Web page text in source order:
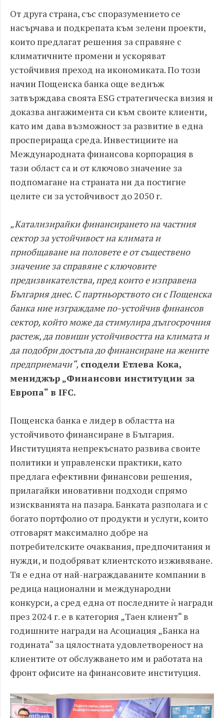
От друга страна, със споразумението се
насърчава и подкрепата към зелени проекти,
които предлагат решения за справяне с
климатичните промени и ускоряват
устойчивия преход на икономиката. По този
начин Пощенска банка още веднъж
затвърждава своята ESG стратегическа визия и
доказва ангажимента си към своите клиенти,
като им дава възможност за развитие в една
просперираща среда. Инвестициите на
Международната финансова корпорация в
тази област са и от ключово значение за
подпомагане на страната ни да постигне
целите си за устойчивост до 2050 г.
„Катализирайки финансирането на частния
сектор за устойчивост на климата и
приобщаване на половете е от съществено
значение за справяне с ключовите
предизвикателства, пред които е изправена
България днес. С партньорството си с Пощенска
банка ние изграждаме по-устойчив финансов
сектор, който може да стимулира дългосрочния
растеж, да повиши устойчивостта на климата и
да подобри достъпа до финансиране на жените
предприемачи“, сподели Етлева Кока,
мениджър „Финансови институции за
Европа“ в IFC.
Пощенска банка е лидер в областта на
устойчивото финансиране в България.
Институцията непрекъснато развива своите
политики и управленски практики, като
предлага ефективни финансови решения,
прилагайки иновативни подходи спрямо
изискванията на пазара. Банката разполага и с
богато портфолио от продукти и услуги, които
отговарят максимално добре на
потребителските очаквания, предпочитания и
нужди, и подобряват клиентското изживяване.
Тя е една от най-награждаваните компании в
редица национални и международни
конкурси, а сред една от последните ѝ награди
през 2024 г. е в категория „Таен клиент“ в
годишните награди на Асоциация „Банка на
годината“ за цялостната удовлетвореност на
клиентите от обслужването им и работата на
фронт офисите на финансовите институция.